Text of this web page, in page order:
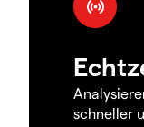
schneller